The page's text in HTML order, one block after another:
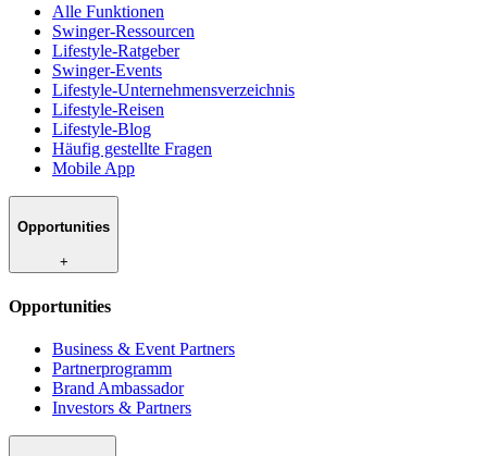
Alle Funktionen
Swinger-Ressourcen
Lifestyle-Ratgeber
Swinger-Events
Lifestyle-Unternehmensverzeichnis
Lifestyle-Reisen
Lifestyle-Blog
Häufig gestellte Fragen
Mobile App
Opportunities
+
Opportunities
Business & Event Partners
Partnerprogramm
Brand Ambassador
Investors & Partners